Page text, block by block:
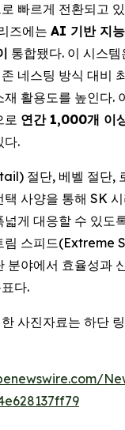
빠르게 전환되고
즈에는 AI 기반 지
통합됐다. 이 시스
네스팅 방식 대비
활용도를 높인다.
로 연간 1,000개 이
다.
절단, 베벨 절단,
사양을 통해 SK
게 대응할 수 있도
림 스피드(Extreme
분야에서 효율성과
다.
사진자료는 하단